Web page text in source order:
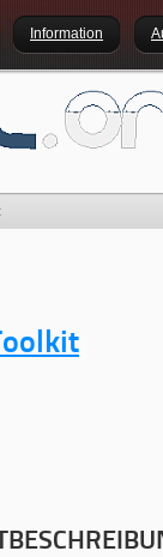
Information